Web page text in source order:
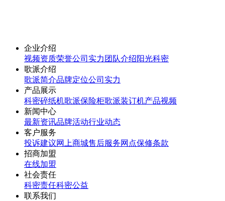
企业介绍
视频资质荣誉公司实力 团队介绍阳光科密
歌派介绍
歌派简介品牌定位公司实力
产品展示
科密碎纸机歌派保险柜歌派装订机产品视频
新闻中心
最新资讯品牌活动行业动态
客户服务
投诉建议网上商城售后服务网点保修条款
招商加盟
在线加盟
社会责任
科密责任科密公益
联系我们